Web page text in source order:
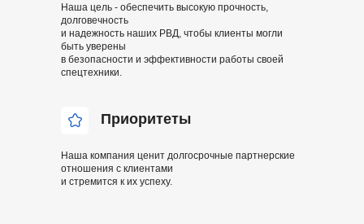
Наша цель - обеспечить высокую прочность,
долговечность
и надежность наших РВД, чтобы клиенты могли
быть уверены
в безопасности и эффективности работы своей
спецтехники.
Наша компания ценит долгосрочные партнерские
отношения с клиентами
и стремится к их успеху.
Приоритеты